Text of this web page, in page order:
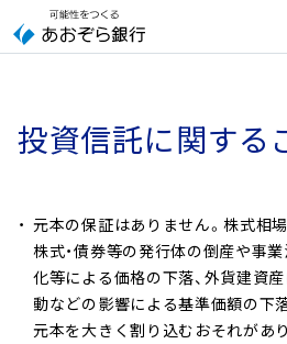
投資信託に関する
元本の保証はありません。株式相
株式・債券等の発行体の倒産や事
化等による価格の下落、外貨建資
動などの影響による基準価額の下
元本を大きく割り込むおそれがあ